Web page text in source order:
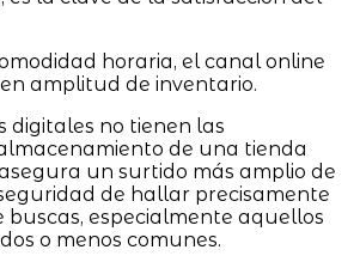
horaria, el canal online
amplitud de inventario.
digitales no tienen las
de una tienda
un surtido más amplio de
de hallar precisamente
especialmente aquellos
o menos comunes.